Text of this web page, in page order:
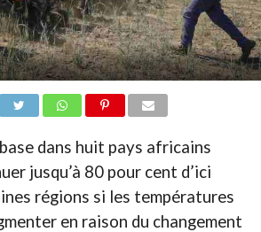
dans huit pays africains
jusqu’à 80 pour cent d’ici
régions si les températures
en raison du changement